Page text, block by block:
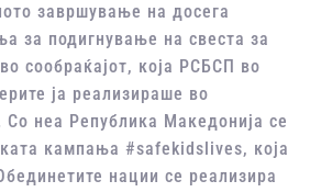
завршување на досега
за подигнување на свеста за
сообраќајот, која РСБСП во
ја реализираше во
Со неа Република Македонија се
кампања #safekidslives, која
нации се реализира